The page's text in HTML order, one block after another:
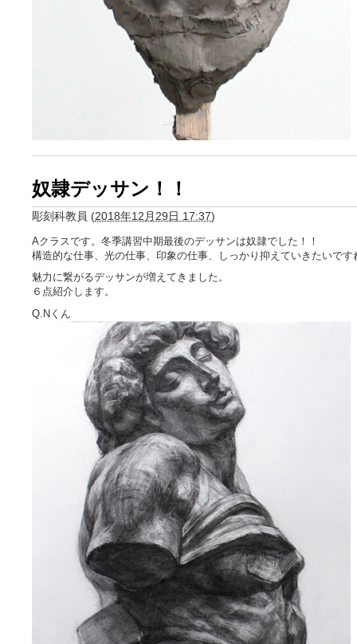
奴隷デッサン！！
彫刻科教員 (2018年12月29日 17:37)
Aクラスです。冬季講習中期最後のデッサンは奴隷でした！！
構造的な仕事、光の仕事、印象の仕事、しっかり抑えていきたいです
魅力に繋がるデッサンが増えてきました。
６点紹介します。
Q.Nくん